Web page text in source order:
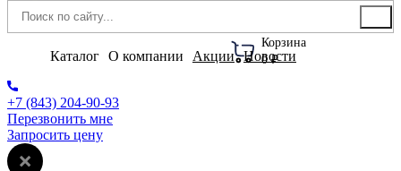
Корзина
0 ₽
Каталог О компании Акции Новости
+7 (843) 204-90-93
Перезвонить мне
Запросить цену